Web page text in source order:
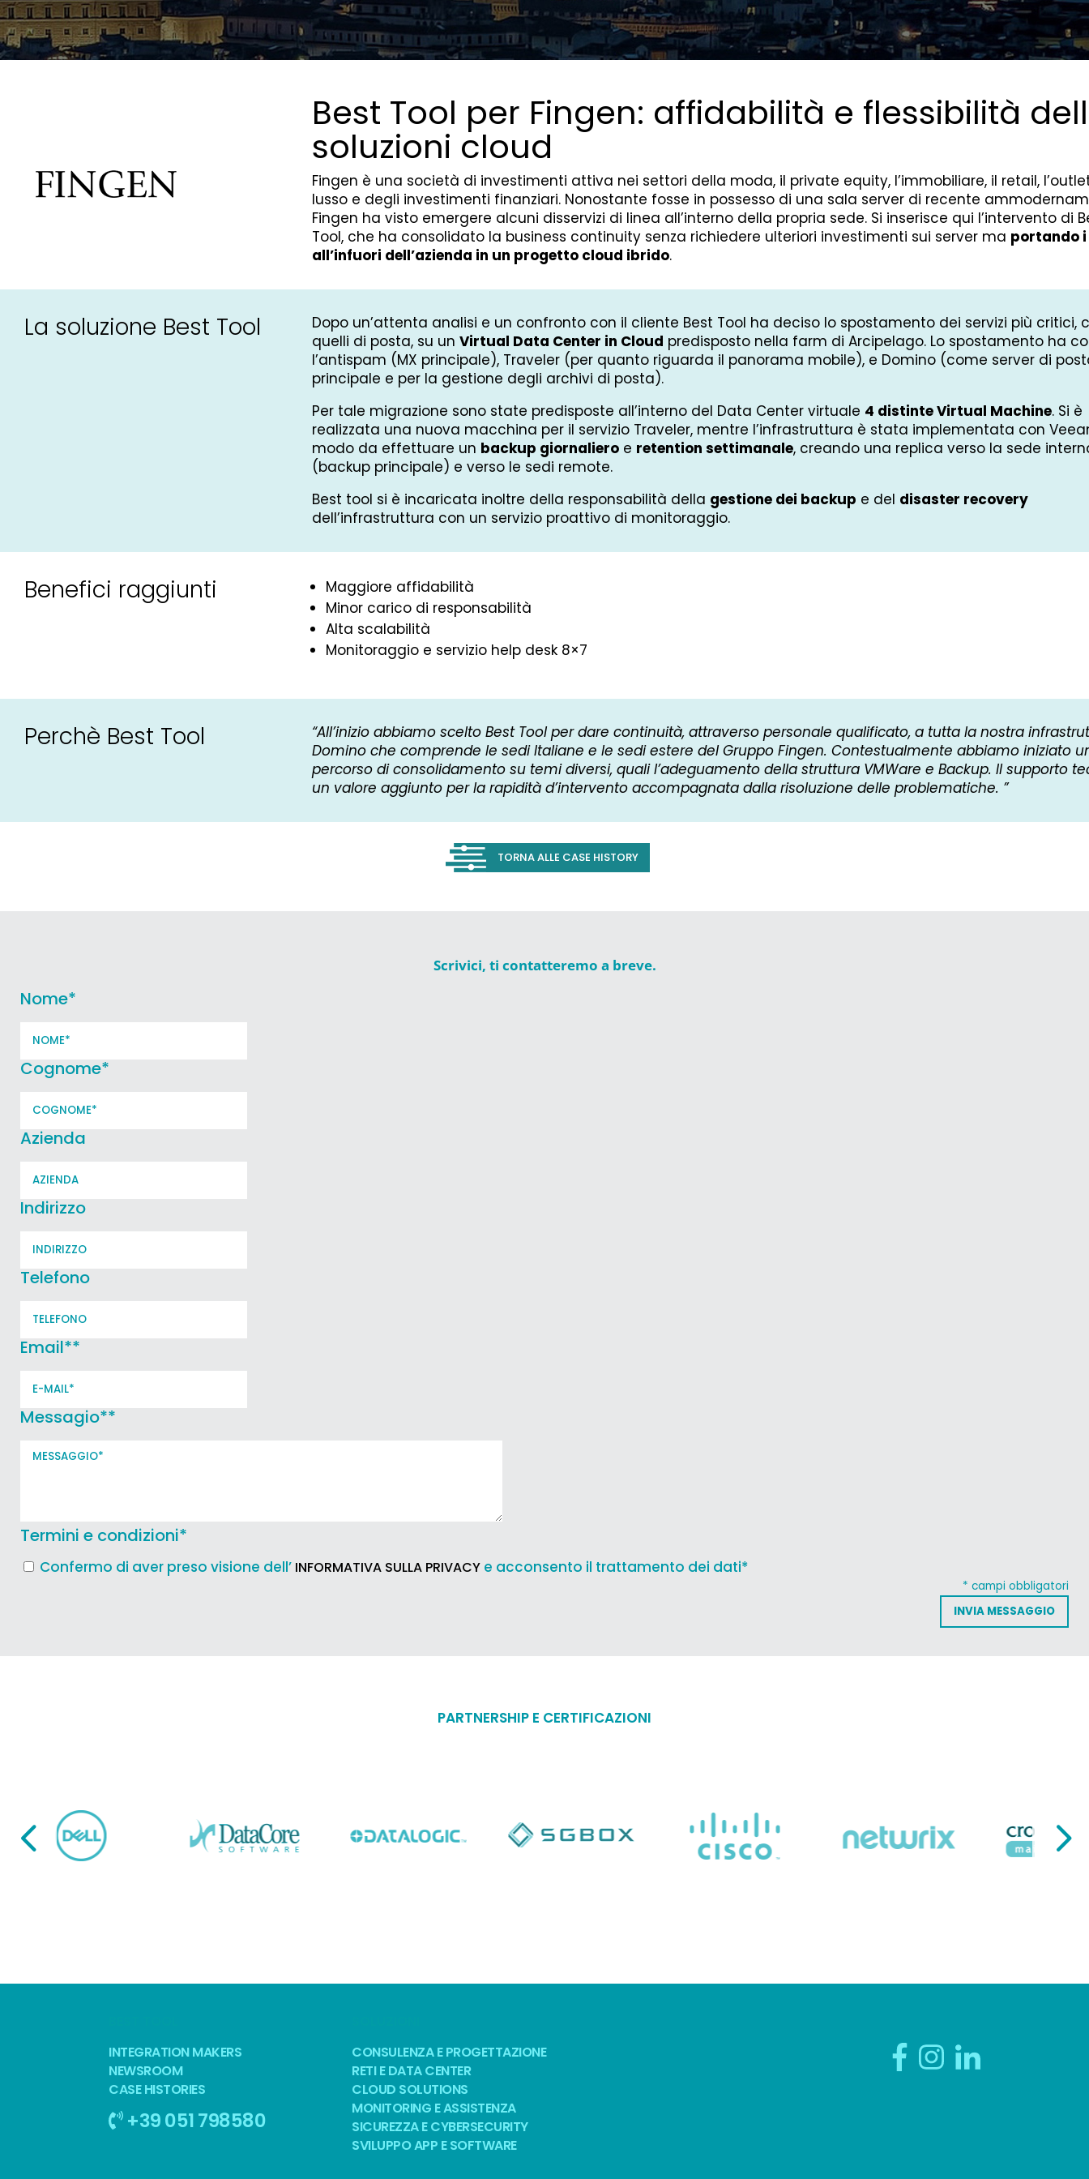
Best Tool per Fingen: affidabilità e flessibilità
soluzioni cloud
Fingen è una società di investimenti attiva nei settori della moda, il private equity, l’immobiliare, il retail,
lusso e degli investimenti finanziari. Nonostante fosse in possesso di una sala server di recente
Fingen ha visto emergere alcuni disservizi di linea all’interno della propria sede. Si inserisce qui l’intervento di
Tool, che ha consolidato la business continuity senza richiedere ulteriori investimenti sui server ma portando
all’infuori dell’azienda in un progetto cloud ibrido.
La soluzione Best Tool
Dopo un’attenta analisi e un confronto con il cliente Best Tool ha deciso lo spostamento dei servizi più critici,
quelli di posta, su unVirtual Data Center in Cloud predisposto nella farm di Arcipelago. Lo spostamento ha
l’antispam (MX principale), Traveler (per quanto riguarda il panorama mobile), e Domino (come server di
principale e per la gestione degli archivi di posta).
Per tale migrazione sono state predisposte all’interno del Data Center virtuale 4 distinte Virtual Machine. Si è
realizzata una nuova macchina per il servizio Traveler, mentre l’infrastruttura è stata implementata con
modo da effettuare un backup giornaliero e retention settimanale, creando una replica verso la sede
(backup principale) e verso le sedi remote.
Best tool si è incaricata inoltre della responsabilità della gestione dei backup e del disaster recovery
dell’infrastruttura con un servizio proattivo di monitoraggio.
Benefici raggiunti
Maggiore affidabilità
Minor carico di responsabilità
Alta scalabilità
Monitoraggio e servizio help desk 8×7
Perchè Best Tool
“All’inizio abbiamo scelto Best Tool per dare continuità, attraverso personale qualificato, a tutta la nostra
Domino che comprende le sedi Italiane e le sedi estere del Gruppo Fingen. Contestualmente abbiamo iniziato
percorso di consolidamento su temi diversi, quali l’adeguamento della struttura VMWare e Backup. Il supporto
un valore aggiunto per la rapidità d’intervento accompagnata dalla risoluzione delle problematiche. ”
TORNA ALLE CASE HISTORY
Scrivici, ti contatteremo a breve.
Nome*
Cognome*
Azienda
Indirizzo
Telefono
Email**
Messagio**
Termini e condizioni*
Confermo di aver preso visione dell’ INFORMATIVA SULLA PRIVACY e acconsento il trattamento dei dati*
* campi obbligatori
PARTNERSHIP E CERTIFICAZIONI
INTEGRATION MAKERS
NEWSROOM
CASE HISTORIES
+39 051 798580
CONSULENZA E PROGETTAZIONE
RETI E DATA CENTER
CLOUD SOLUTIONS
MONITORING E ASSISTENZA
SICUREZZA E CYBERSECURITY
SVILUPPO APP E SOFTWARE